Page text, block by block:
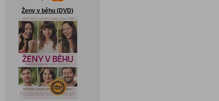
Ženy v běhu (DVD)